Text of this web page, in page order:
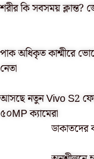
শরীর কি সবসময় ক্লান্ত?
পাক অধিকৃত কাশ্মীরে
নেতা
আসছে নতুন Vivo S2
৫০MP ক্যামেরা
ডাকাতদের